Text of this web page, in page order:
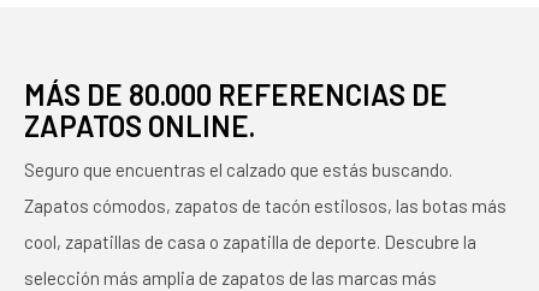
MÁS DE 80.000 REFERENCIAS DE
ZAPATOS ONLINE.
Seguro que encuentras el calzado que estás buscando.
Zapatos cómodos, zapatos de tacón estilosos, las botas más
cool, zapatillas de casa o zapatilla de deporte. Descubre la
selección más amplia de zapatos de las marcas más